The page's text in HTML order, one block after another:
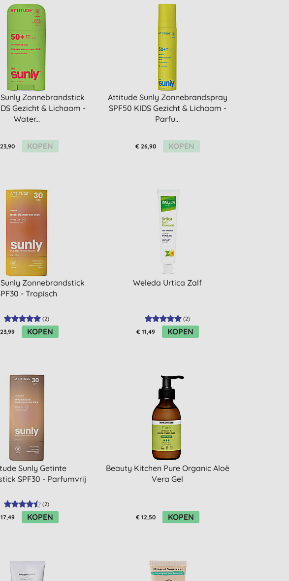
Zonnebrandstick
Gezicht & Lichaam -
Water...
KOPEN
Attitude Sunly Zonnebrandspray
SPF50 KIDS Gezicht & Lichaam -
Parfu...
€ 26,90 KOPEN
Zonnebrandstick
- Tropisch
(2)
KOPEN
Weleda Urtica Zalf
(2)
€ 11,49 KOPEN
Sunly Getinte
SPF30 - Parfumvrij
(2)
KOPEN
Beauty Kitchen Pure Organic Aloë
Vera Gel
€ 12,50 KOPEN